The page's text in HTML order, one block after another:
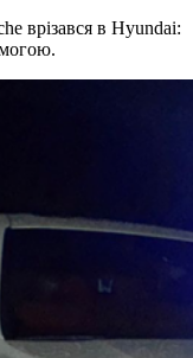
врізався в Hyundai: